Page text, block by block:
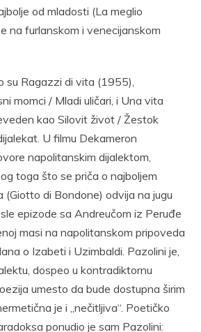
od mladosti (La meglio
na furlanskom i venecijanskom
su Ragazzi di vita (1955),
momci / Mladi uličari, i Una vita
kao Silovit život / Žestok
U filmu Dekameron
napolitanskim dijalektom,
toga što se priča o najboljem
(Giotto di Bondone) odvija na jugu
epizode sa Andreučom iz Peruđe
masi na napolitanskom pripoveda
o Izabeti i Uzimbaldi. Pazolini je,
dospeo u kontradiktornu
umesto da bude dostupna širim
je i „nečitljiva“. Poetičko
ponudio je sam Pazolini: